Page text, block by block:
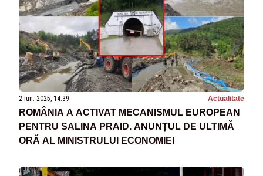
2 iun. 2025, 14:39 Actualitate
ROMÂNIA A ACTIVAT MECANISMUL EUROPEAN
PENTRU SALINA PRAID. ANUNȚUL DE ULTIMĂ
ORĂ AL MINISTRULUI ECONOMIEI